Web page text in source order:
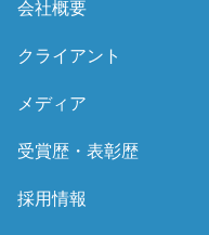
会社概要
クライアント
メディア
受賞歴・表彰歴
採用情報